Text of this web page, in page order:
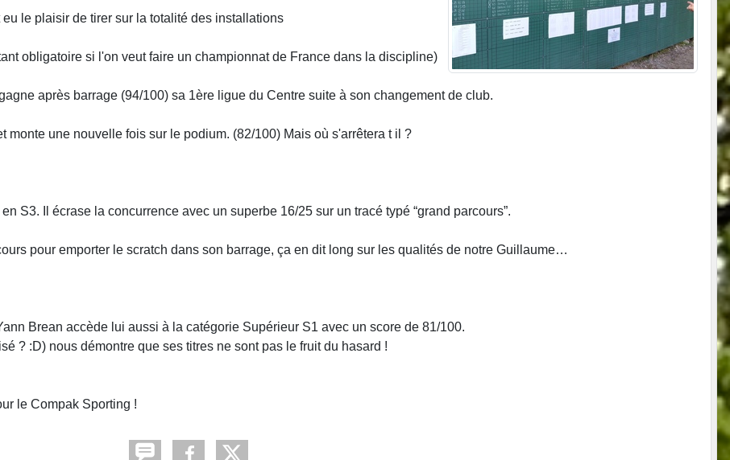
le plaisir de tirer sur la totalité des installations
obligatoire si l'on veut faire un championnat de France dans la discipline)
après barrage (94/100) sa 1ère ligue du Centre suite à son changement de club.
une nouvelle fois sur le podium. (82/100) Mais où s'arrêtera t il ?
S3. Il écrase la concurrence avec un superbe 16/25 sur un tracé typé “grand parcours”.
pour emporter le scratch dans son barrage, ça en dit long sur les qualités de notre Guillaume…
Brean accède lui aussi à la catégorie Supérieur S1 avec un score de 81/100.
? :D) nous démontre que ses titres ne sont pas le fruit du hasard !
le Compak Sporting !